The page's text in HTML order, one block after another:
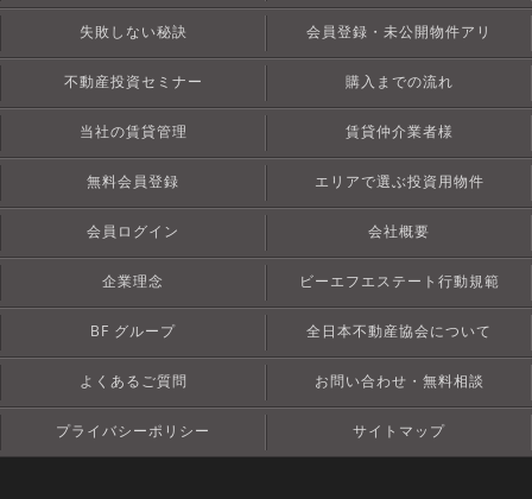
失敗しない秘訣 会員登録・未公開物件アリ
不動産投資セミナー 購入までの流れ
当社の賃貸管理 賃貸仲介業者様
無料会員登録 エリアで選ぶ投資用物件
会員ログイン 会社概要
企業理念 ビーエフエステート行動規範
BF グループ 全日本不動産協会について
よくあるご質問 お問い合わせ・無料相談
プライバシーポリシー サイトマップ